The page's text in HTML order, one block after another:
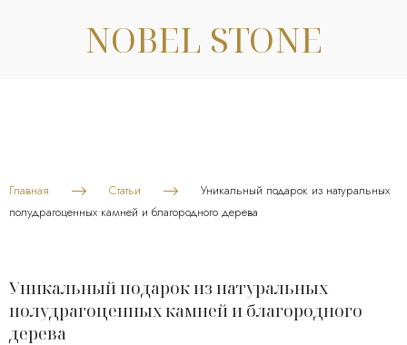
NOBEL STONE
Главная Статьи
Уникальный подарок из натуральных
полудрагоценных камней и благородного дерева
Уникальный подарок из натуральных
полудрагоценных камней и благородного
дерева